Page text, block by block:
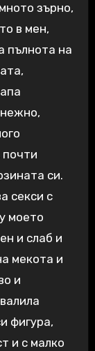
зърно,
в мен,
пълнота на
почти
си.
секси с
моето
и слаб и
мекота и
и
фигура,
и с малко